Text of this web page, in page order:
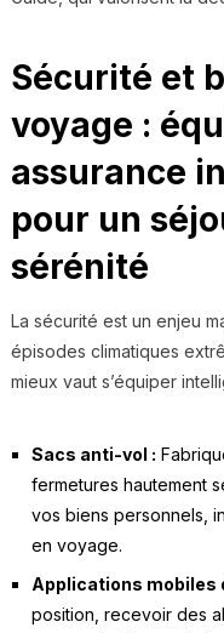
Sécurité et
voyage :
assurance
pour un
sérénité
La sécurité est un enjeu
épisodes climatiques
mieux vaut s’équiper
Sacs anti-vol :
fermetures hautement
vos biens personnels,
en voyage.
Applications mobiles
position, recevoir des